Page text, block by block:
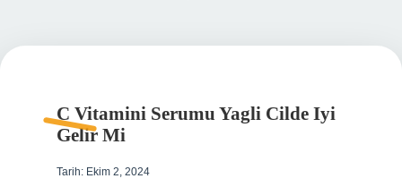
C Vitamini Serumu Yagli Cilde Iyi
Gelir Mi
Tarih: Ekim 2, 2024